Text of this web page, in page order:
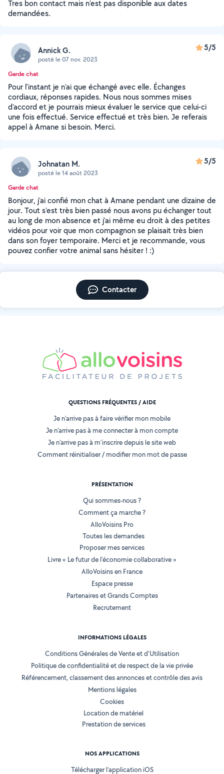
Tres bon contact mais n'est pas disponible aux dates
demandées.
Annick G.
posté le 07 nov. 2023
5/5
Garde chat
Pour l'instant je n'ai que échangé avec elle. Échanges
cordiaux, réponses rapides. Nous nous sommes mises
d'accord et je pourrais mieux évaluer le service que celui-ci
une fois effectué. Service effectué et très bien. Je referais
appel à Amane si besoin. Merci.
Johnatan M.
posté le 14 août 2023
5/5
Garde chat
Bonjour, j'ai confié mon chat à Amane pendant une dizaine de
jour. Tout s'est très bien passé nous avons pu échanger tout
au long de mon absence et j'ai même eu droit à des petites
vidéos pour voir que mon compagnon se plaisait très bien
dans son foyer temporaire. Merci et je recommande, vous
pouvez confier votre animal sans hésiter ! :)
Contacter
QUESTIONS FRÉQUENTES / AIDE
Je n'arrive pas à faire vérifier mon mobile
Je n'arrive pas à me connecter à mon compte
Je n'arrive pas à m'inscrire depuis le site web
Comment réinitialiser / modifier mon mot de passe
PRÉSENTATION
Qui sommes-nous ?
Comment ça marche ?
AlloVoisins Pro
Toutes les demandes
Proposer mes services
Livre « Le futur de l'économie collaborative »
AlloVoisins en France
Espace presse
Partenaires et Grands Comptes
Recrutement
INFORMATIONS LÉGALES
Conditions Générales de Vente et d'Utilisation
Politique de confidentialité et de respect de la vie privée
Référencement, classement des annonces et contrôle des avis
Mentions légales
Cookies
Location de matériel
Prestation de services
NOS APPLICATIONS
Télécharger l’application iOS